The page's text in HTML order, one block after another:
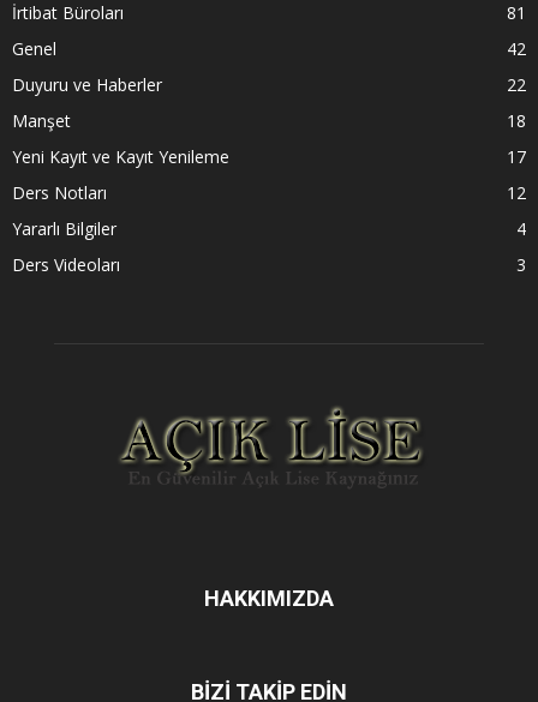
İrtibat Büroları
81
Genel
42
Duyuru ve Haberler
22
Manşet
18
Yeni Kayıt ve Kayıt Yenileme
17
Ders Notları
12
Yararlı Bilgiler
4
Ders Videoları
3
HAKKIMIZDA
BİZİ TAKİP EDİN